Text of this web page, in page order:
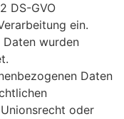
DS-GVO
ein.
Daten wurden
Daten
oder